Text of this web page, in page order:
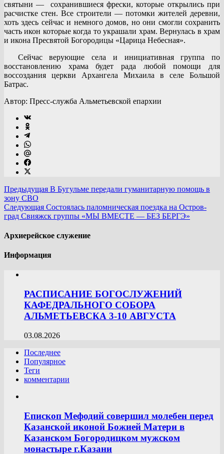
святыни — сохранившиеся фрески, которые открылись при
расчистке стен. Все строители — потомки жителей деревни,
хоть здесь сейчас и немного домов, но они смогли сохранить
часть икон которые когда то украшали храм. Вернулась в храм
и икона Пресвятой Богородицы «Царица Небесная».
Сейчас верующие села и инициативная группа по
восстановлению храма будет рада любой помощи для
воссоздания церкви Архангела Михаила в селе Большой
Батрас.
Автор: Пресс-служба Альметьевской епархии
Предыдущая В Бугульме передали гуманитарную помощь в
зону СВО
Следующая Состоялась паломническая поездка на Остров-
град Свияжск группы «МЫ ВМЕСТЕ — БЕЗ БЕРГЭ»
Архиерейское служение
Информация
РАСПИСАНИЕ БОГОСЛУЖЕНИЙ
КАФЕДРАЛЬНОГО СОБОРА
АЛЬМЕТЬЕВСКА 3-10 АВГУСТА
03.08.2026
Последнее
Популярное
Теги
комментарии
Епископ Мефодий совершил молебен перед
Казанской иконой Божией Матери в
Казанском Богородицком мужском
монастыре г.Казани